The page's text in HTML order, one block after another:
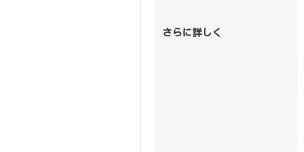
さらに詳しく